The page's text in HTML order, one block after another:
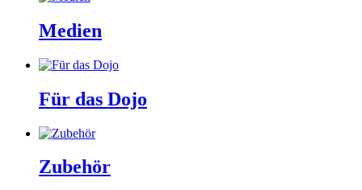
Medien
Für das Dojo
Zubehör